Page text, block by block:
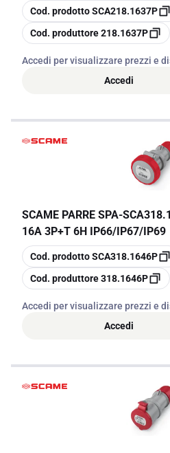
copia
Cod. prodottoSCA218.1637P
copia
Cod. produttore218.1637P
Accedi per visualizzare prezzi e
Accedi
SCAME PARRE SPA-
16A 3P+T 6H IP66/IP67/IP69
copia
Cod. prodottoSCA318.1646P
copia
Cod. produttore318.1646P
Accedi per visualizzare prezzi e
Accedi